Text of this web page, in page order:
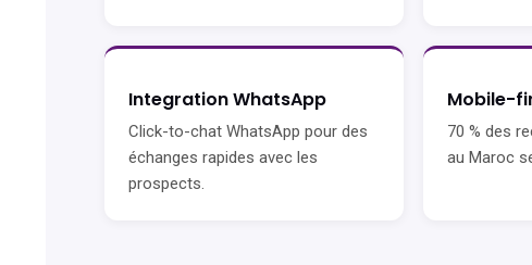
Integration WhatsApp
Click-to-chat WhatsApp pour des
échanges rapides avec les
prospects.
Mobile-
70 % des
au Maroc